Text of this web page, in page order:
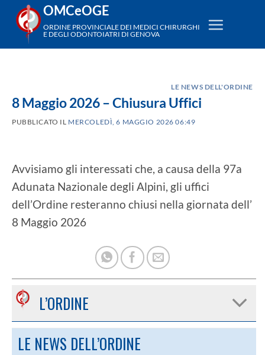
Salta
contenuti
OMCeOGE
ORDINE PROVINCIALE DEI MEDICI CHIRURGHI
E DEGLI ODONTOIATRI DI GENOVA
L’ORDINE
LE NEWS DELL’ORDINE
LE NEWS DELL'ORDINE
8 Maggio 2026 – Chiusura Uffici
PUBBLICATO IL MERCOLEDÌ, 6 MAGGIO 2026 06:49
Avvisiamo gli interessati che, a causa della 97a
Adunata Nazionale degli Alpini, gli uffici
dell’Ordine resteranno chiusi nella giornata dell’
8 Maggio 2026